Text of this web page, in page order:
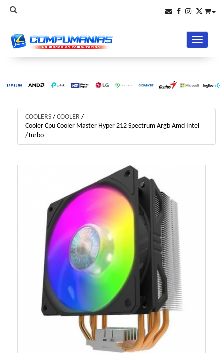
Toggle
COOLERS / COOLER /
Cooler Cpu Cooler Master Hyper 212 Spectrum Argb Amd Intel
/Turbo